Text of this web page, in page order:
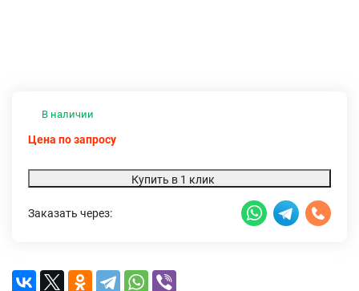
В наличии
Цена по запросу
Купить в 1 клик
Заказать через: